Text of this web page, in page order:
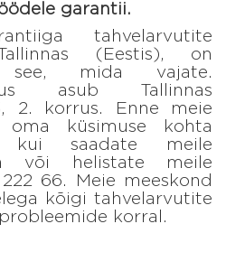
garantii.
tahvelarvutite
(Eestis), on
see, mida vajate.
asub Tallinnas
2. korrus. Enne meie
oma küsimuse kohta
kui saadate meile
või helistate meile
66. Meie meeskond
kõigi tahvelarvutite
korral.